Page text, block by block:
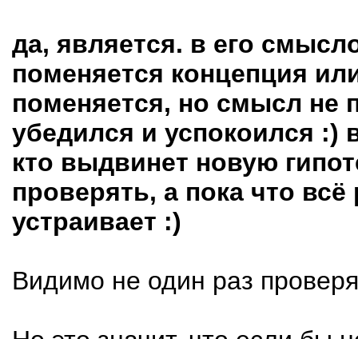
да, является. в его
поменяется концепция
поменяется, но смысл не
убедился и успокоился :)
кто выдвинет новую
проверять, а пока что всё
устраивает :)
Видимо не один раз